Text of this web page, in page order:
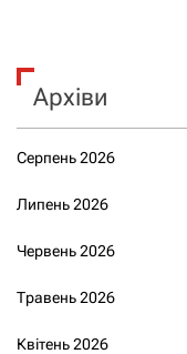
Архіви
Серпень 2026
Липень 2026
Червень 2026
Травень 2026
Квітень 2026